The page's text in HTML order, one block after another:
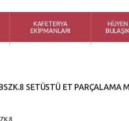
KAFETERYA
EKİPMANLARI
HİJYEN
BULAŞIK
SETÜSTÜ ET PARÇALAMA